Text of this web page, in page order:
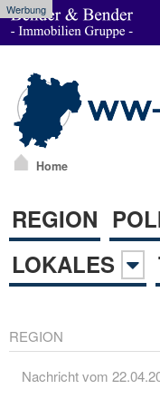
Werbung
Home
REGION
LOKALES
REGION
Nachricht vom